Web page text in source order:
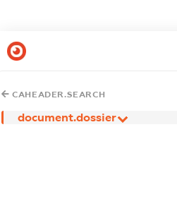
CAHEADER.SEARCH
document.dossier